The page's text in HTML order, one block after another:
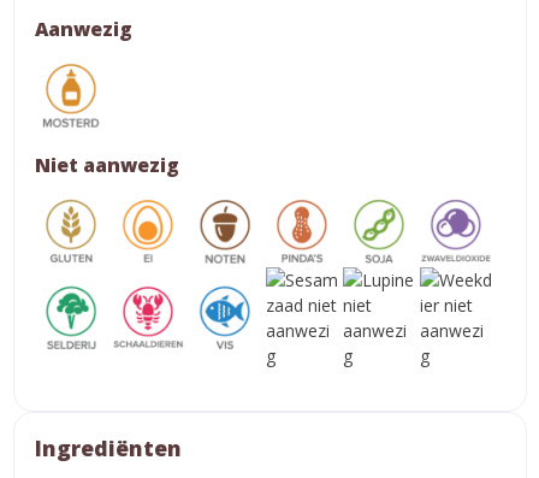
Aanwezig
Niet aanwezig
Ingrediënten